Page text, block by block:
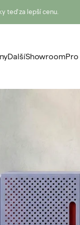
15 000 Kč
DalšíShowroom